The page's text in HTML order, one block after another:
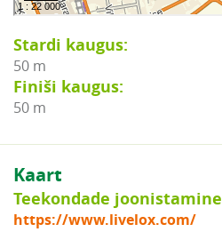
Stardi kaugus:
50 m
Finiši kaugus:
50 m
Kaart
Teekondade joonistamine
https://www.livelox.com/